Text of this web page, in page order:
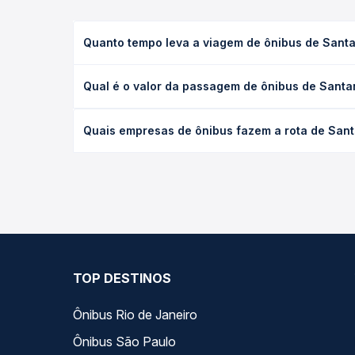
Quanto tempo leva a viagem de ônibus de
executivo ou leito) e as condições de tráfego. Na
Qual é o valor da passagem de ônibus de
poltrona e a antecedência da compra. Na Quero
Quais empresas de ônibus fazem a rota de
TOP DESTINOS
Ônibus Rio de Janeiro
Ônibus São Paulo